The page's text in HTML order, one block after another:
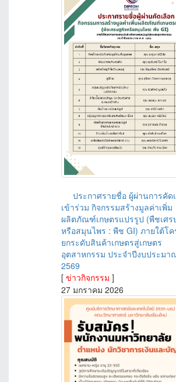
ประกาศรายชื่อ ผู้ผ่านการคัด
เข้าร่วม กิจกรรมสร้างมูลค่าเพิ่ม
ผลิตภัณฑ์เกษตรแปรรูป (พืชเศร
หรือสมุนไพร : พืช GI) ภายใต้โค
ยกระดับสินค้าเกษตรสู่เกษตร
อุตสาหกรรม ประจำปีงบประมา
2569
[ ข่าวกิจกรรม ]
27 มกราคม 2026